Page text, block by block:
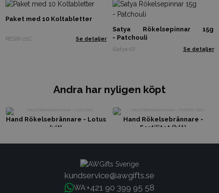
Paket med 10 Koltabletter
RESIN-22C Se detaljer
Satya Rökelsepinnar 15g
- Patchouli
iSatya-07 Se detaljer
Andra har nyligen köpt
Hand Rökelsebrännare - Lotus
(vit)
Hand Rökelsebrännare -
Fertilitet (blå)
kundservice@awgifts.se
WA:+421 90 399 95 58